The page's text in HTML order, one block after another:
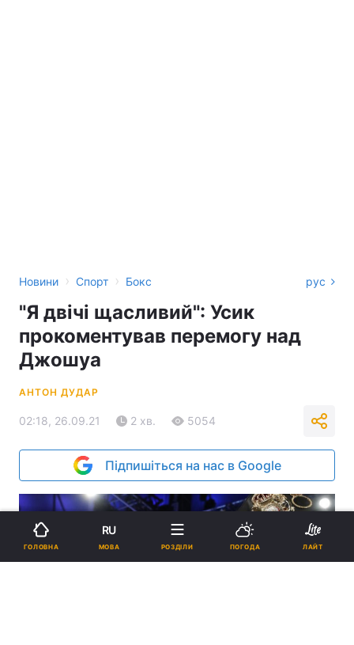
Новини › Спорт › Бокс рус
"Я двічі щасливий": Усик
прокоментував перемогу над
Джошуа
АНТОН ДУДАР
02:18, 26.09.21 2 хв. 5054
Підпишіться на нас в Google
ГОЛОВНА
RU
МОВА РОЗДІЛИ ПОГОДА ЛАЙТ